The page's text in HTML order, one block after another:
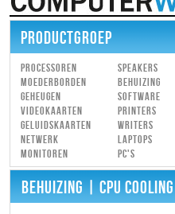
PRODUCTGROEP
Processoren
Moederborden
Geheugen
Videokaarten
Geluidskaarten
Netwerk
Monitoren
Speakers
Behuizing
Software
Printers
Writers
Laptops
PC's
BEHUIZING| CPU COOLING